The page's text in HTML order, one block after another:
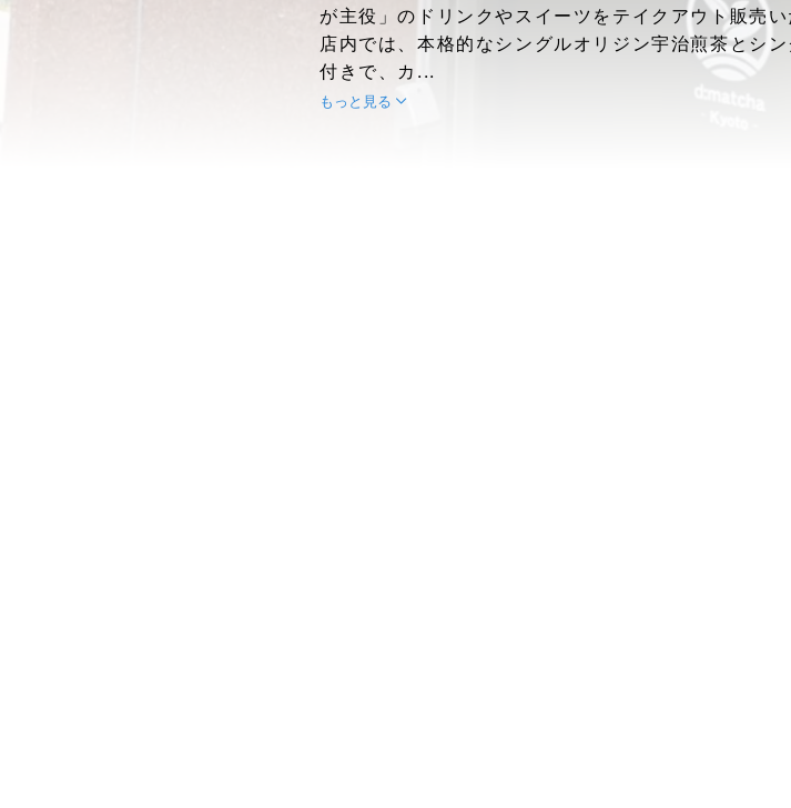
が主役」のドリンクやスイーツをテイクアウト販売い
店内では、本格的なシングルオリジン宇治煎茶とシ
付きで、カ...
もっと見る